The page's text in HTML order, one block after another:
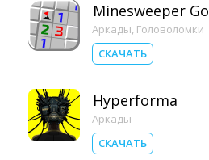
Minesweeper Go
Аркады, Головоломки
СКАЧАТЬ
Hyperforma
Аркады
СКАЧАТЬ